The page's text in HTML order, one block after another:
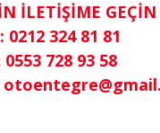
İLETİŞİME GEÇİN
0212 324 81 81
728 93 58